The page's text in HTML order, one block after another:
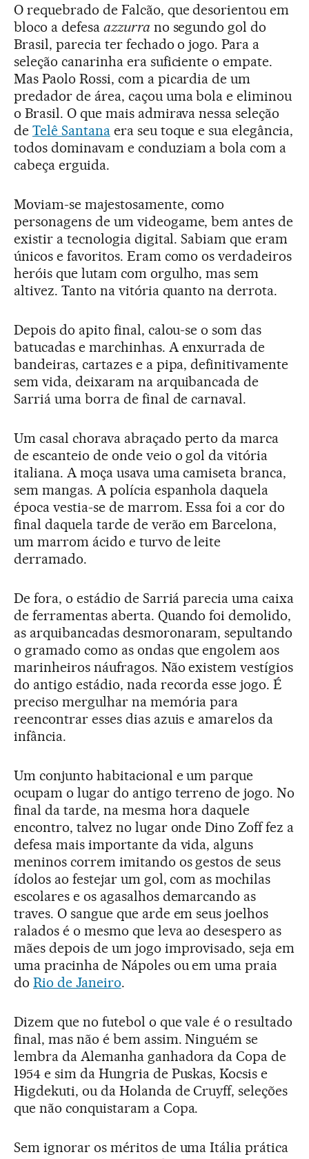
O requebrado de Falcão, que desorientou em
bloco a defesa azzurra no segundo gol do
Brasil, parecia ter fechado o jogo. Para a
seleção canarinha era suficiente o empate.
Mas Paolo Rossi, com a picardia de um
predador de área, caçou uma bola e eliminou
o Brasil. O que mais admirava nessa seleção
de Telê Santanaera seu toque e sua elegância,
todos dominavam e conduziam a bola com a
cabeça erguida.
Moviam-se majestosamente, como
personagens de um videogame, bem antes de
existir a tecnologia digital. Sabiam que eram
únicos e favoritos. Eram como os verdadeiros
heróis que lutam com orgulho, mas sem
altivez. Tanto na vitória quanto na derrota.
Depois do apito final, calou-se o som das
batucadas e marchinhas. A enxurrada de
bandeiras, cartazes e a pipa, definitivamente
sem vida, deixaram na arquibancada de
Sarriá uma borra de final de carnaval.
Um casal chorava abraçado perto da marca
de escanteio de onde veio o gol da vitória
italiana. A moça usava uma camiseta branca,
sem mangas. A polícia espanhola daquela
época vestia-se de marrom. Essa foi a cor do
final daquela tarde de verão em Barcelona,
um marrom ácido e turvo de leite
derramado.
De fora, o estádio de Sarriá parecia uma caixa
de ferramentas aberta. Quando foi demolido,
as arquibancadas desmoronaram, sepultando
o gramado como as ondas que engolem aos
marinheiros náufragos. Não existem vestígios
do antigo estádio, nada recorda esse jogo. É
preciso mergulhar na memória para
reencontrar esses dias azuis e amarelos da
infância.
Um conjunto habitacional e um parque
ocupam o lugar do antigo terreno de jogo. No
final da tarde, na mesma hora daquele
encontro, talvez no lugar onde Dino Zoff fez a
defesa mais importante da vida, alguns
meninos correm imitando os gestos de seus
ídolos ao festejar um gol, com as mochilas
escolares e os agasalhos demarcando as
traves. O sangue que arde em seus joelhos
ralados é o mesmo que leva ao desespero as
mães depois de um jogo improvisado, seja em
uma pracinha de Nápoles ou em uma praia
do Rio de Janeiro.
Dizem que no futebol o que vale é o resultado
final, mas não é bem assim. Ninguém se
lembra da Alemanha ganhadora da Copa de
1954 e sim da Hungria de Puskas, Kocsis e
Higdekuti, ou da Holanda de Cruyff, seleções
que não conquistaram a Copa.
Sem ignorar os méritos de uma Itália prática